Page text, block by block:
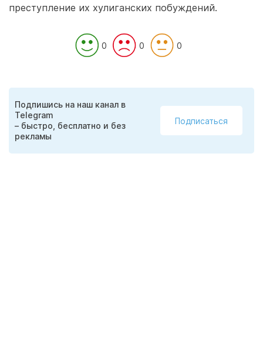
преступление их хулиганских побуждений.
0 0 0
Подпишись на наш канал в
Telegram
– быстро, бесплатно и без
рекламы
Подписаться